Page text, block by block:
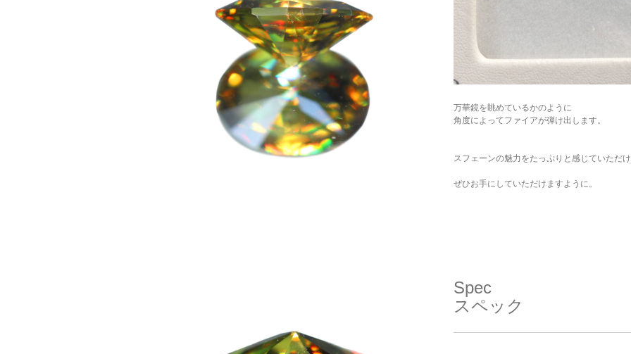
万華鏡を眺めているかのように
角度によってファイアが弾け出します。
スフェーンの魅力をたっぷりと感じていただ
ぜひお手にしていただけますように。
Spec
スペック